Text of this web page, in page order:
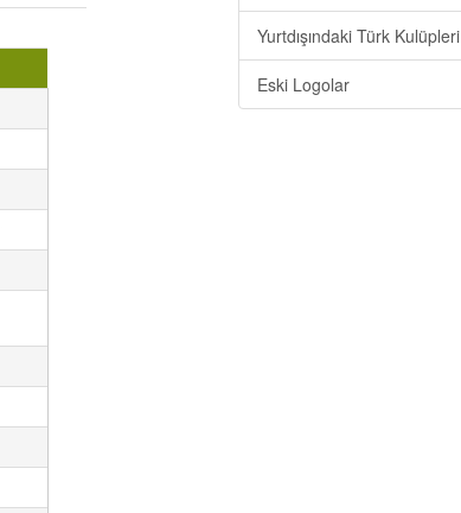
Yurtdışındaki Türk Kulüpleri
Eski Logolar